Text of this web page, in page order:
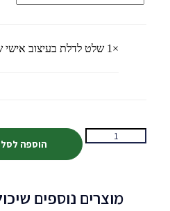
×1 שלט לדלת בעיצוב אישי
הוספה לסל
מוצרים נוספים